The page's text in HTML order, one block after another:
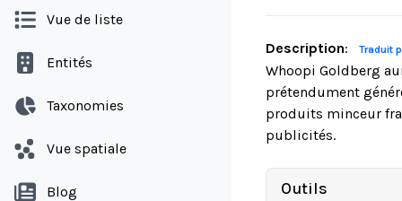
Vue de liste
Entités
Taxonomies
Vue spatiale
Blog
Description: Traduit
Whoopi Goldberg
prétendument
produits minceur
publicités.
Outils